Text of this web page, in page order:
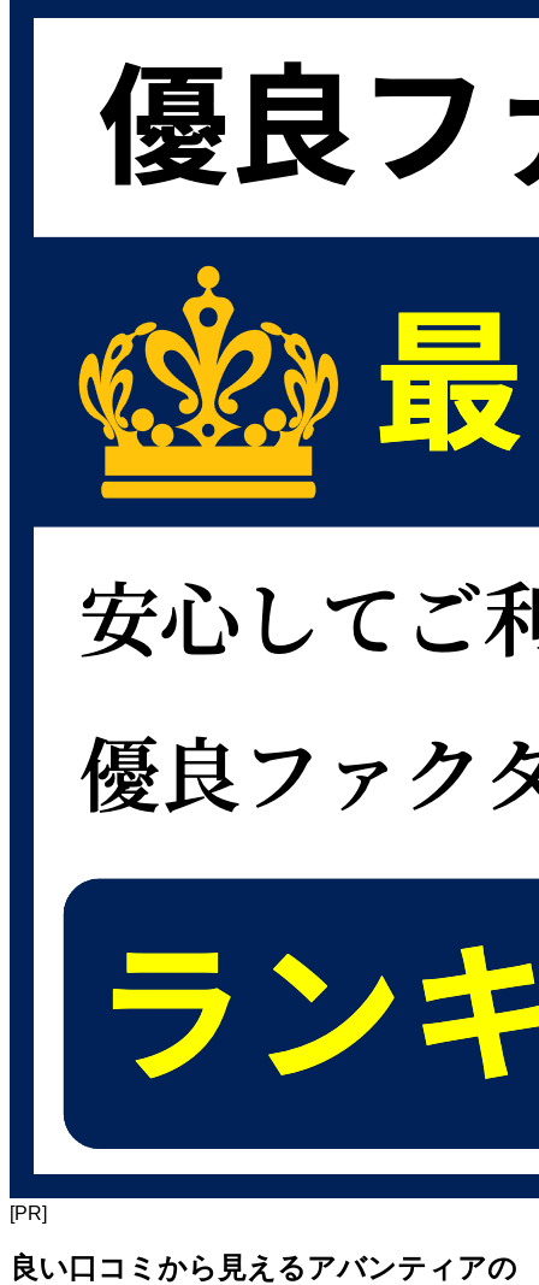
[PR]
良い口コミから見えるアバンティアの